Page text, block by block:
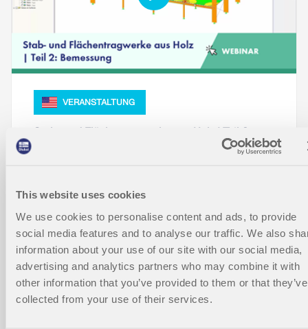
This website uses cookies
We use cookies to personalise content and ads, to provide
social media features and to analyse our traffic. We also
information about your use of our site with our social media,
advertising and analytics partners who may combine it with
other information that you’ve provided to them or that they’ve
collected from your use of their services.
VERANSTALTUNG
Modelle zum Herunterladen